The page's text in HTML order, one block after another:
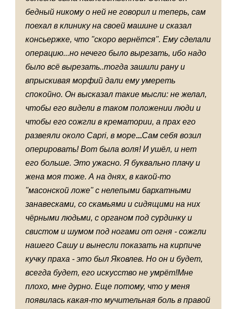
бедный никому о ней не говорил и теперь, сам
поехал в клинику на своей машине и сказал
консьержке, что "скоро вернётся". Ему сделали
операцию...но нечего было вырезать, ибо надо
было всё вырезать..тогда зашили рану и
впрыскивая морфий дали ему умереть
спокойно. Он высказал такие мысли: не желал,
чтобы его видели в таком положении люди и
чтобы его сожгли в крематории, а прах его
развеяли около Capri, в море...Сам себя возил
оперировать! Вот была воля! И ушёл, и нет
его больше. Это ужасно. Я буквально плачу и
жена моя тоже. А на днях, в какой-то
"масонской ложе" с нелепыми бархатными
занавесками, со скамьями и сидящими на них
чёрными людьми, с органом под сурдинку и
свистом и шумом под ногами от огня - сожгли
нашего Сашу и вынесли показать на кирпиче
кучку праха - это был Яковлев. Но он и будет,
всегда будет, его искусство не умрёт!Мне
плохо, мне дурно. Еще потому, что у меня
появилась какая-то мучительная боль в правой